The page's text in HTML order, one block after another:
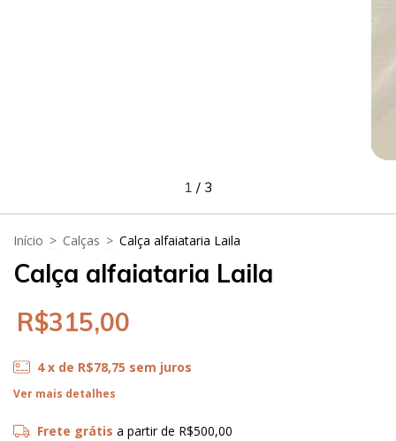
1 / 3
Início > Calças > Calça alfaiataria Laila
Calça alfaiataria Laila
R$315,00
4 x de R$78,75 sem juros
Ver mais detalhes
Frete grátis a partir de R$500,00